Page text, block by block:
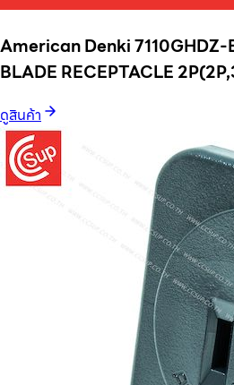
American Denki 7110GHDZ-
BLADE RECEPTACLE
ดูสินค้า